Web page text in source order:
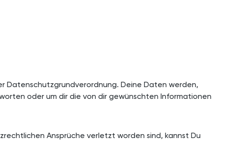
Datenschutzgrundverordnung. Deine Daten werden,
oder um dir die von dir gewünschten Informationen
Ansprüche verletzt worden sind, kannst Du